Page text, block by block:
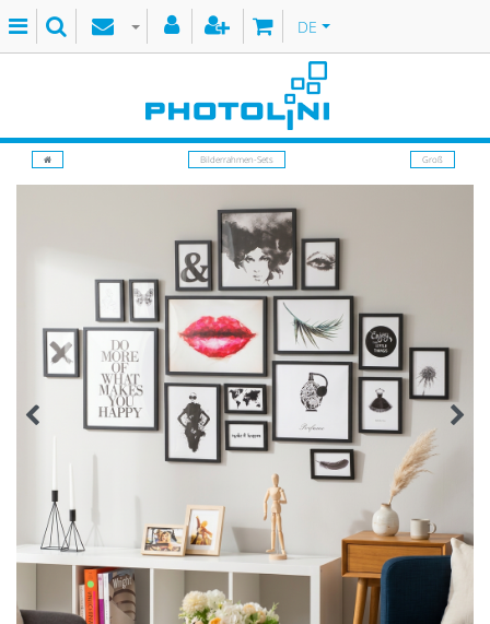
DE
Bilderrahmen-Sets Groß